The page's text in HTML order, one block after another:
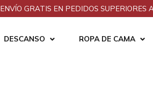
ENVÍO GRATIS EN PEDIDOS SUPERIORES
DESCANSO ROPA DE CAMA